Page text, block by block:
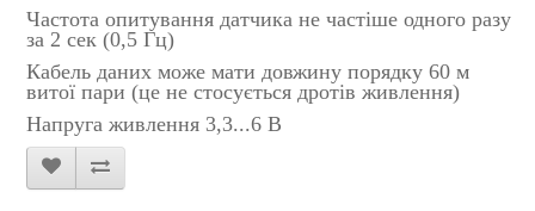
Частота опитування датчика не частіше одного разу
за 2 сек (0,5 Гц)
Кабель даних може мати довжину порядку 60 м
витої пари (це не стосується дротів живлення)
Напруга живлення 3,3...6 В